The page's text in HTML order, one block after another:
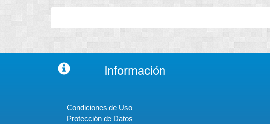
Información
Condiciones de Uso
Protección de Datos